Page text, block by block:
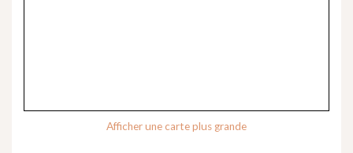
Afficher une carte plus grande